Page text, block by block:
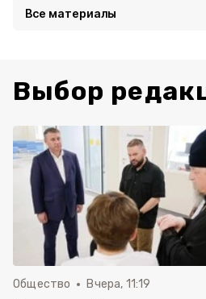
Все материалы
Выбор
Общество Вчера, 11:19